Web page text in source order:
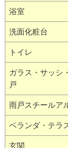
浴室
洗面化粧台
トイレ
ガラス・サッシ
戸
雨戸スチールア
ベランダ・テラ
玄関